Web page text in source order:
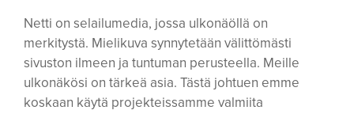
Netti on selailumedia, jossa ulkonäöllä on
merkitystä. Mielikuva synnytetään välittömästi
sivuston ilmeen ja tuntuman perusteella. Meille
ulkonäkösi on tärkeä asia. Tästä johtuen emme
koskaan käytä projekteissamme valmiita